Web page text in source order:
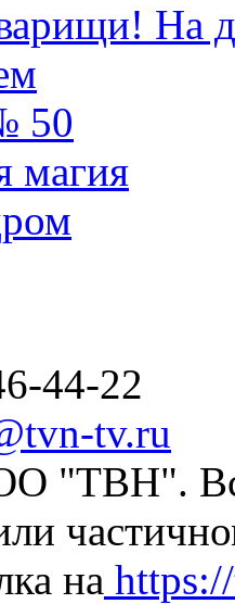
На
50
магия
44-22
tv.ru
"ТВН".
на